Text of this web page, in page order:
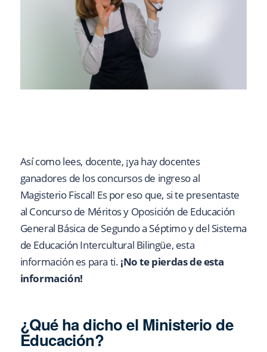
Así como lees, docente, ¡ya hay docentes
ganadores de los concursos de ingreso al
Magisterio Fiscal! Es por eso que, si te presentaste
al Concurso de Méritos y Oposición de Educación
General Básica de Segundo a Séptimo y del Sistema
de Educación Intercultural Bilingüe, esta
información es para ti. ¡No te pierdas de esta
información!
¿Qué ha dicho el Ministerio de
Educación?